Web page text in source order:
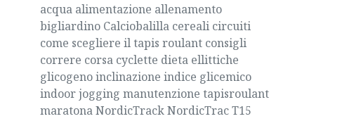
acqua alimentazione allenamento
bigliardino Calciobalilla cereali circuiti
come scegliere il tapis roulant consigli
correre corsa cyclette dieta ellittiche
glicogenoinclinazione indice glicemico
indoorjogging manutenzione tapisroulant
maratonaNordicTrackNordicTrac T15